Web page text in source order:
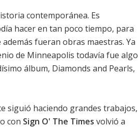
contemporánea. Es
hacer en tan poco tiempo, para
fueran obras maestras. Ya
de Minneapolis todavía fue algo
álbum, Diamonds and Pearls,
siguió haciendo grandes trabajos,
con Sign O' The Times volvió a